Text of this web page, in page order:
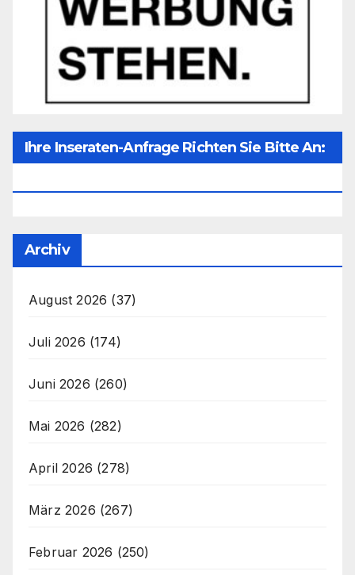
Ihre Inseraten-Anfrage Richten Sie Bitte An:
Archiv
August 2026 (37)
Juli 2026 (174)
Juni 2026 (260)
Mai 2026 (282)
April 2026 (278)
März 2026 (267)
Februar 2026 (250)